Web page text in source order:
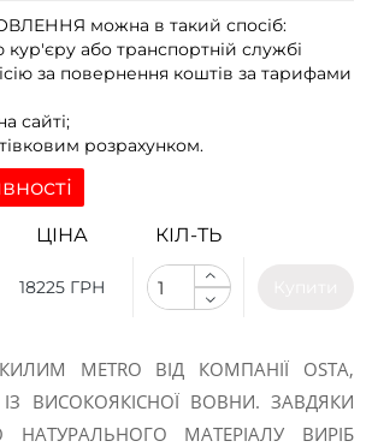
можна в такий спосіб:
кур'єру або транспортній службі
за повернення коштів за тарифами
сайті;
розрахунком.
ЦІНА КІЛ-ТЬ
18225 ГРН
METRO ВІД КОМПАНІЇ OSTA,
ВИСОКОЯКІСНОЇ ВОВНИ. ЗАВДЯКИ
НАТУРАЛЬНОГО МАТЕРІАЛУ ВИРІБ